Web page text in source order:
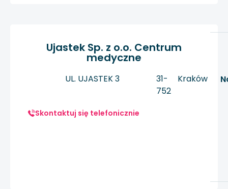
Ujastek Sp. z o.o. Centrum
medyczne
UL. UJASTEK 3
31-
752
Kraków
Skontaktuj się telefonicznie